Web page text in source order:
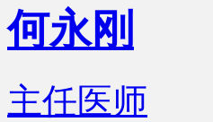
何永刚
主任医师